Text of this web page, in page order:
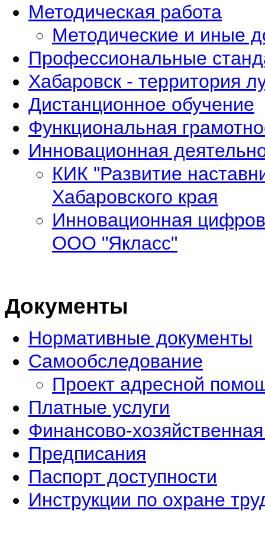
Методическая работа
Методические и иные
Профессиональные
Хабаровск - территория
Дистанционное обучение
Функциональная
Инновационная
КИК "Развитие
Хабаровского края
Инновационная
ООО "Якласс"
Документы
Нормативные документы
Самообследование
Проект адресной
Платные услуги
Финансово-
Предписания
Паспорт доступности
Инструкции по охране